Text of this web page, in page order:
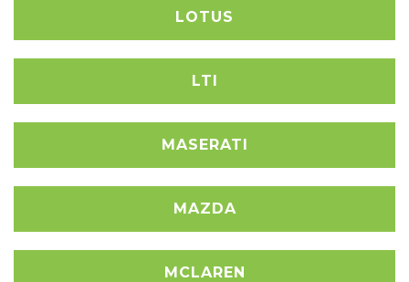
LOTUS
LTI
MASERATI
MAZDA
MCLAREN